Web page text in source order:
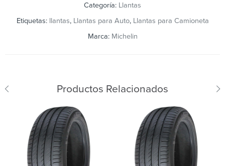
Categoría: Llantas
Etiquetas: llantas, Llantas para Auto, Llantas para Camioneta
Marca: Michelin
Productos Relacionados